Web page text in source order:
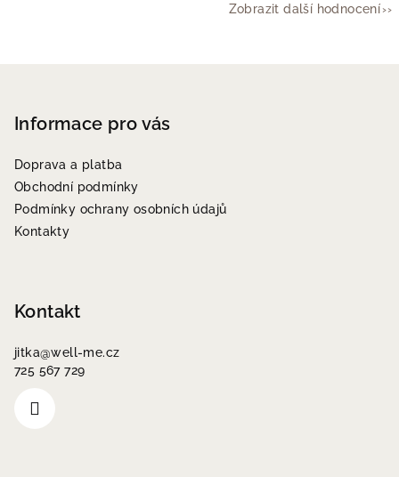
Zobrazit další hodnocení
Informace pro vás
Doprava a platba
Obchodní podmínky
Podmínky ochrany osobních údajů
Kontakty
Kontakt
jitka@well-me.cz
725 567 729